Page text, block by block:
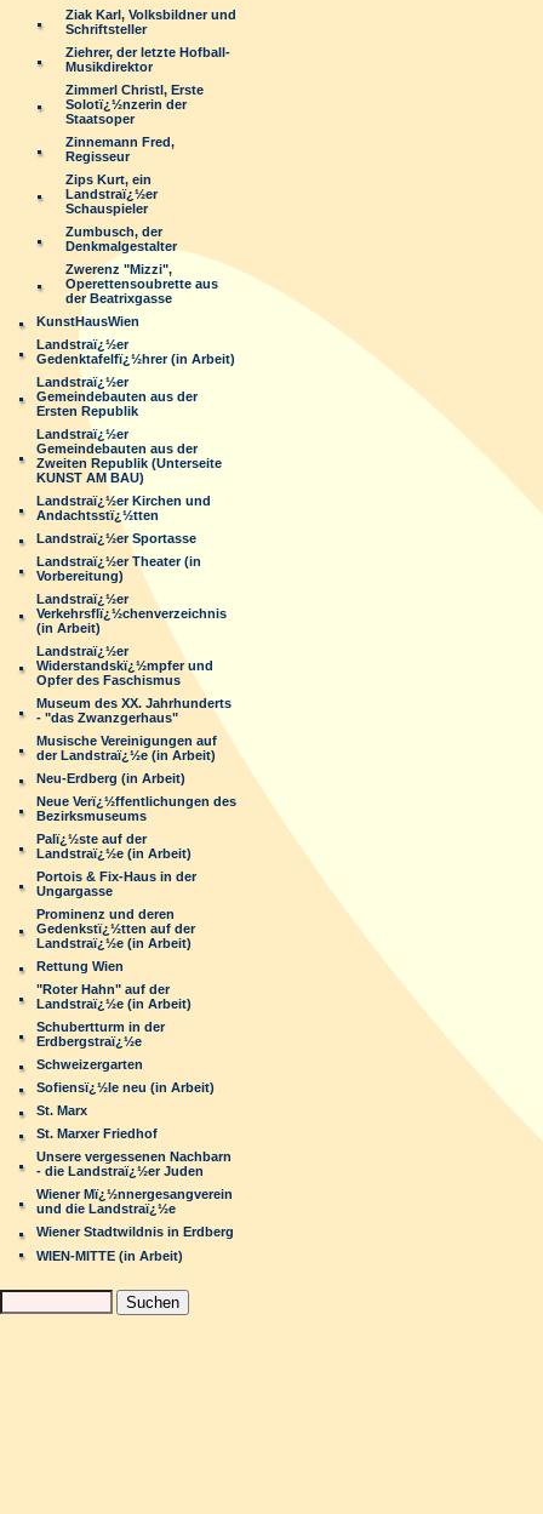
Ziak Karl, Volksbildner und
Schriftsteller
Ziehrer, der letzte Hofball-
Musikdirektor
Zimmerl Christl, Erste
Solotï¿½nzerin der
Staatsoper
Zinnemann Fred,
Regisseur
Zips Kurt, ein
Landstraï¿½er
Schauspieler
Zumbusch, der
Denkmalgestalter
Zwerenz "Mizzi",
Operettensoubrette aus
der Beatrixgasse
KunstHausWien
Landstraï¿½er
Gedenktafelfï¿½hrer (in Arbeit)
Landstraï¿½er
Gemeindebauten aus der
Ersten Republik
Landstraï¿½er
Gemeindebauten aus der
Zweiten Republik (Unterseite
KUNST AM BAU)
Landstraï¿½er Kirchen und
Andachtsstï¿½tten
Landstraï¿½er Sportasse
Landstraï¿½er Theater (in
Vorbereitung)
Landstraï¿½er
Verkehrsflï¿½chenverzeichnis
(in Arbeit)
Landstraï¿½er
Widerstandskï¿½mpfer und
Opfer des Faschismus
Museum des XX. Jahrhunderts
- "das Zwanzgerhaus"
Musische Vereinigungen auf
der Landstraï¿½e (in Arbeit)
Neu-Erdberg (in Arbeit)
Neue Verï¿½ffentlichungen des
Bezirksmuseums
Palï¿½ste auf der
Landstraï¿½e (in Arbeit)
Portois & Fix-Haus in der
Ungargasse
Prominenz und deren
Gedenkstï¿½tten auf der
Landstraï¿½e (in Arbeit)
Rettung Wien
"Roter Hahn" auf der
Landstraï¿½e (in Arbeit)
Schubertturm in der
Erdbergstraï¿½e
Schweizergarten
Sofiensï¿½le neu (in Arbeit)
St. Marx
St. Marxer Friedhof
Unsere vergessenen Nachbarn
- die Landstraï¿½er Juden
Wiener Mï¿½nnergesangverein
und die Landstraï¿½e
Wiener Stadtwildnis in Erdberg
WIEN-MITTE (in Arbeit)